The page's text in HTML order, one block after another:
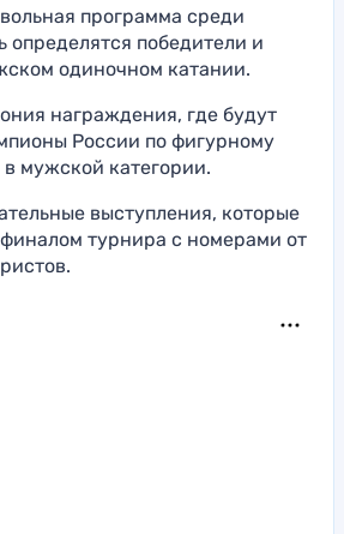
программа среди
определятся победители и
одиночном катании.
награждения, где будут
России по фигурному
мужской категории.
выступления, которые
турнира с номерами от